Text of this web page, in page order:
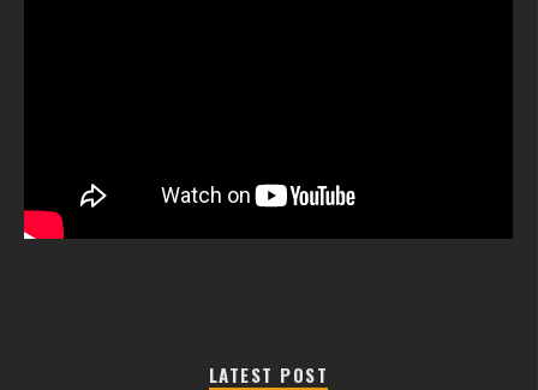
LATEST POST